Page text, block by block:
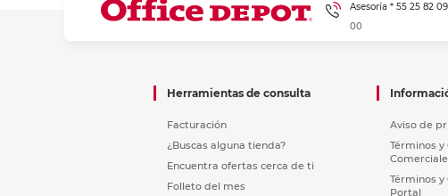
Asesoría * 55 25 82
00
Herramientas de consulta
Facturación
¿Buscas alguna tienda?
Encuentra ofertas cerca de ti
Folleto del mes
Aviso de
Términos y
Términos y
Portal